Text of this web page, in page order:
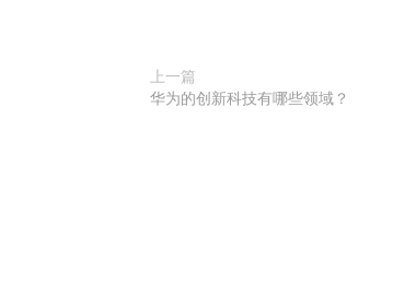
上一篇
华为的创新科技有哪些领域？